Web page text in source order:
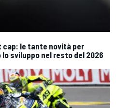
cap: le tante novità per
sviluppo nel resto del 2026